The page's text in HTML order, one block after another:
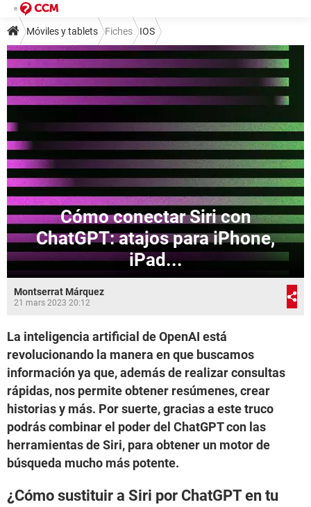
Móviles y tablets Fiches IOS
Cómo conectar Siri con
ChatGPT: atajos para iPhone,
iPad...
Montserrat Márquez
21 mars 2023 20:12
La inteligencia artificial de OpenAI está
revolucionando la manera en que buscamos
información ya que, además de realizar consultas
rápidas, nos permite obtener resúmenes, crear
historias y más. Por suerte, gracias a este truco
podrás combinar el poder del ChatGPT con las
herramientas de Siri, para obtener un motor de
búsqueda mucho más potente.
¿Cómo sustituir a Siri por ChatGPT en tu